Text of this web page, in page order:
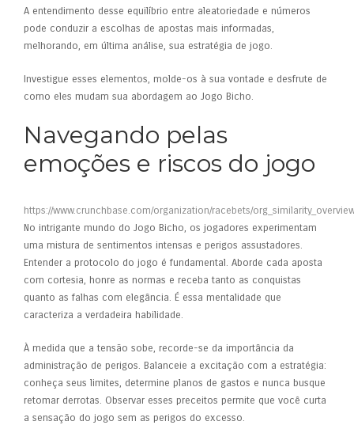
A entendimento desse equilíbrio entre aleatoriedade e números
pode conduzir a escolhas de apostas mais informadas,
melhorando, em última análise, sua estratégia de jogo.
Investigue esses elementos, molde-os à sua vontade e desfrute de
como eles mudam sua abordagem ao Jogo Bicho.
Navegando pelas
emoções e riscos do jogo
https://www.crunchbase.com/organization/racebets/
No intrigante mundo do Jogo Bicho, os jogadores experimentam
uma mistura de sentimentos intensas e perigos assustadores.
Entender a protocolo do jogo é fundamental. Aborde cada aposta
com cortesia, honre as normas e receba tanto as conquistas
quanto as falhas com elegância. É essa mentalidade que
caracteriza a verdadeira habilidade.
À medida que a tensão sobe, recorde-se da importância da
administração de perigos. Balanceie a excitação com a estratégia:
conheça seus limites, determine planos de gastos e nunca busque
retomar derrotas. Observar esses preceitos permite que você curta
a sensação do jogo sem as perigos do excesso.